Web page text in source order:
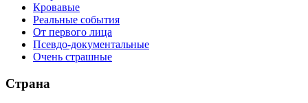
Кровавые
Реальные события
От первого лица
Псевдо-документальные
Очень страшные
Страна